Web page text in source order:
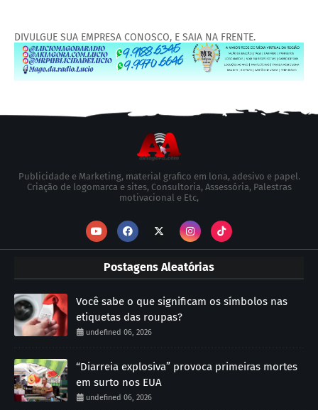
DIVULGUE SUA EMPRESA CONOSCO, E SAIA NA FRENTE.
Publicidade e Marketing, material grafico em lona, adesivo e papel.
Criação de logomarca e sites, Consultoria, Assessória, Palestras
motivacional e Etc,
Postagens Aleatórias
Você sabe o que significam os símbolos nas
etiquetas das roupas?
undefined 06, 2026
“Diarreia explosiva” provoca primeiras mortes
em surto nos EUA
undefined 06, 2026